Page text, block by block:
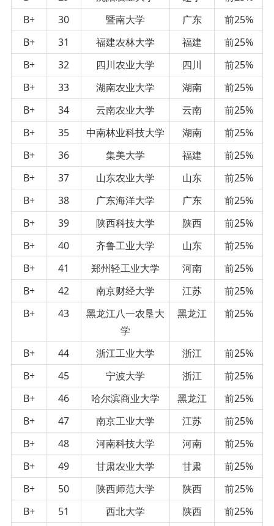
B+
30 暨南大学 广东
前25%
B+
31 福建农林大学 福建
前25%
B+
32 四川农业大学 四川
前25%
B+
33 湖南农业大学 湖南
前25%
B+
34 云南农业大学 云南
前25%
B+
35 中南林业科技大学 湖南
前25%
B+
36 集美大学 福建
前25%
B+
37 山东农业大学 山东
前25%
B+
38 广东海洋大学 广东
前25%
B+
39 陕西科技大学 陕西
前25%
B+
40 齐鲁工业大学 山东
前25%
B+
41 郑州轻工业大学 河南
前25%
B+
42 南京财经大学 江苏
前25%
B+
43
黑龙江八一农垦大
学
黑龙江 前25%
B+ 44 浙江工业大学 浙江
前25%
B+
45 宁波大学 浙江
前25%
B+
46 哈尔滨商业大学 黑龙江
前25%
B+
47 南京工业大学 江苏
前25%
B+
48 河南科技大学 河南
前25%
B+
49 甘肃农业大学 甘肃
前25%
B+
50 陕西师范大学 陕西
前25%
B+
51 西北大学 陕西
前25%